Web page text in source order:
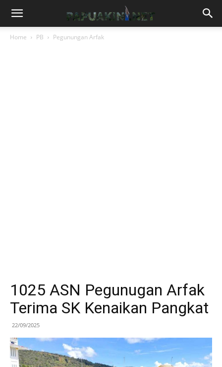
Home PB Pegunungan Arfak
1025 ASN Pegunugan Arfak
Terima SK Kenaikan Pangkat
22/09/2025